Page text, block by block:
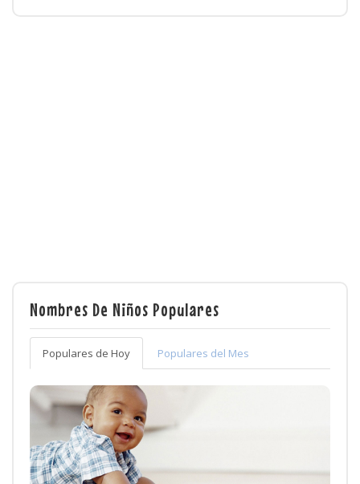
Nombres De Niños Populares
Populares de Hoy Populares del Mes